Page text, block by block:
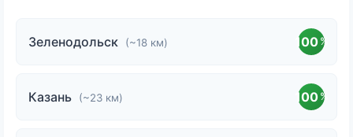
Зеленодольск (~18 км) 100 %
Казань (~23 км) 100 %